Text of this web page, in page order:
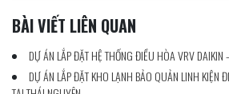
BÀI VIẾT LIÊN QUAN
DỰ ÁN LẮP ĐẶT HỆ THỐNG ĐIỀU HÒA VRV
DỰ ÁN LẮP ĐẶT KHO LẠNH BẢO QUẢN LINH KIỆN